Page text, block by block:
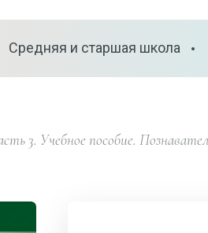
Средняя и старшая школа
3. Учебное пособие.